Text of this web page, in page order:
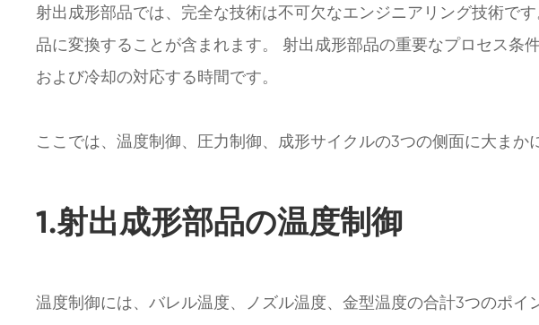
射出成形部品では、完全な技術は不可欠なエンジニアリング技術で
品に変換することが含まれます。 射出成形部品の重要なプロセス条
および冷却の対応する時間です。
ここでは、温度制御、圧力制御、成形サイクルの3つの侧面に大まか
1.射出成形部品の温度制御
温度制御には、バレル温度、ノズル温度、金型温度の合計3つのポイ